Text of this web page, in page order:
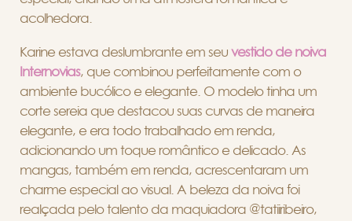
acolhedora.
Karine estava deslumbrante em seu vestido de noiva
Internovias, que combinou perfeitamente com o
ambiente bucólico e elegante. O modelo tinha um
corte sereia que destacou suas curvas de maneira
elegante, e era todo trabalhado em renda,
adicionando um toque romântico e delicado. As
mangas, também em renda, acrescentaram um
charme especial ao visual. A beleza da noiva foi
realçada pelo talento da maquiadora @tatiiribeiro,